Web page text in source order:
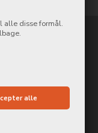
alle disse formål.